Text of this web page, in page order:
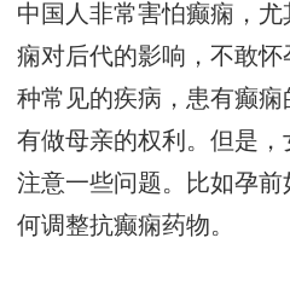
中国人非常害怕癫痫，
痫对后代的影响，不敢
种常见的疾病，患有癫
有做母亲的权利。但是
注意一些问题。比如孕
何调整抗癫痫药物。